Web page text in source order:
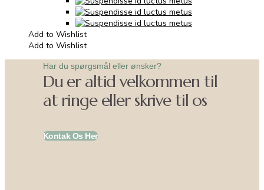
Add to Wishlist
Add to Wishlist
Har du spørgsmål eller ønsker?
Du er altid velkommen til
at ringe eller skrive til os
Kontak Os Her